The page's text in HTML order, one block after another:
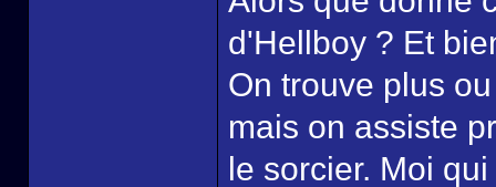
d'Hellboy ? Et
On trouve plus
mais on assiste
le sorcier. Moi